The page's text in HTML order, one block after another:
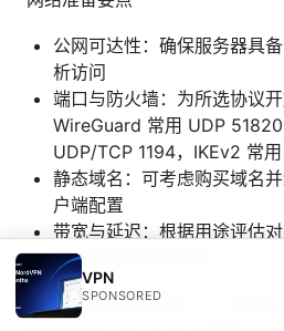
公网可达性：确保服务器具
析访问
端口与防火墙：为所选协议
WireGuard 常用 UDP
UDP/TCP 1194，IKEv2 常
静态域名：可考虑购买域名
户端配置
带宽与延迟：根据用途评估
择合适地区的服务器
三、安装与配置步骤（以
VPN
SPONSORED